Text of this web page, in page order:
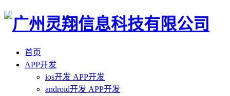
首页
APP开发
ios开发 APP开发
android开发 APP开发